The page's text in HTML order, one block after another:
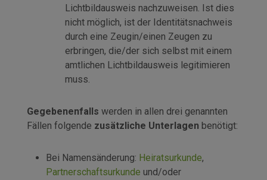
Lichtbildausweis nachzuweisen. Ist dies
nicht möglich, ist der Identitätsnachweis
durch eine Zeugin/einen Zeugen zu
erbringen, die/der sich selbst mit einem
amtlichen Lichtbildausweis legitimieren
muss.
Gegebenenfalls werden in allen drei genannten
Fällen folgende zusätzliche Unterlagen benötigt:
Bei Namensänderung: Heiratsurkunde,
Partnerschaftsurkunde und/oder